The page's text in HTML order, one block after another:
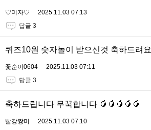
♡미자♡
2025.11.03 07:13
답글 3
퀴즈10원 숫자놀이 받으신것 축하드려요
꽃순이0604
2025.11.03 07:11
답글 3
축하드립니다 무꾹합니다 🥭🥭🥭🥭🥭
빨강짱미
2025.11.03 07:10